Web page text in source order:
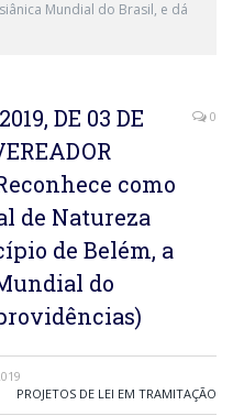
Mundial do Brasil, e dá
DE 03 DE
como
de Natureza
de Belém, a
do
0
PROJETOS DE LEI EM TRAMITAÇÃO